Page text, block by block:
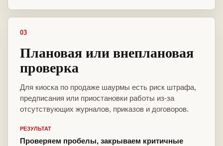
03
Плановая или внеплановая
проверка
Для киоска по продаже шаурмы есть риск штрафа,
предписания или приостановки работы из-за
отсутствующих журналов, приказов и договоров.
РЕЗУЛЬТАТ
Проверяем пробелы, закрываем критичные